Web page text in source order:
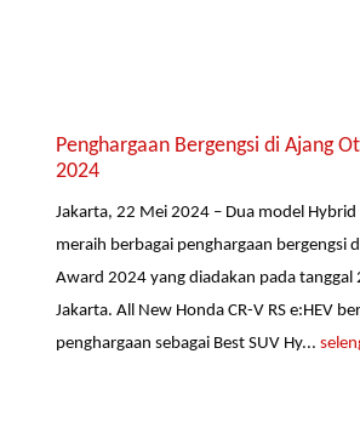
Penghargaan Bergengsi di Ajang
2024
Jakarta, 22 Mei 2024 – Dua model
meraih berbagai penghargaan bergengsi
Award 2024 yang diadakan pada tanggal
Jakarta. All New Honda CR-V RS e:HEV
penghargaan sebagai Best SUV Hy...